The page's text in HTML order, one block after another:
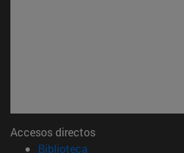
Accesos directos
Biblioteca